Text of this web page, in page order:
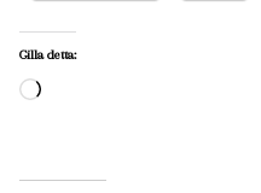
Gilla detta:
Laddar